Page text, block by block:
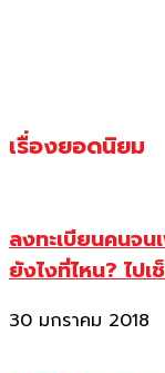
เรื่องยอดนิยม
ลงทะเบียนคนจน
ยังไงที่ไหน? ไปเ
30 มกราคม 2018